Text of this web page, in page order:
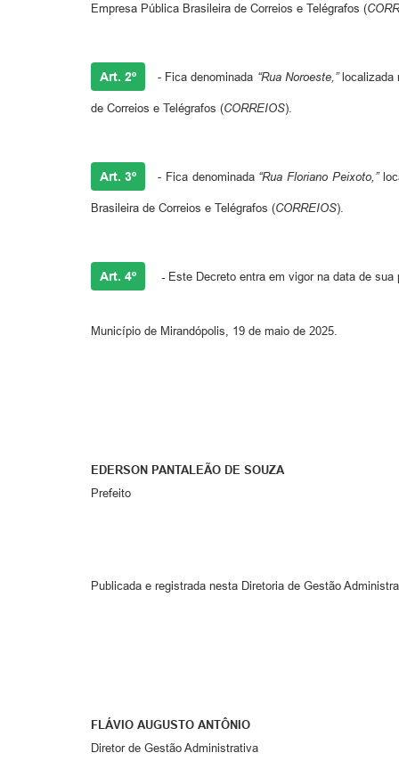
Empresa Pública Brasileira de Correios e Telégrafos (
Art. 2º - Fica denominada “Rua Noroeste,”localizada
de Correios e Telégrafos (CORREIOS).
Art. 3º - Fica denominada “Rua Floriano Peixoto,”
Brasileira de Correios e Telégrafos (CORREIOS).
Art. 4º -Este Decreto entra em vigor na data de sua
Município de Mirandópolis, 19 de maio de 2025.
EDERSON PANTALEÃO DE SOUZA
Prefeito
Publicada e registrada nesta Diretoria de Gestão
FLÁVIO AUGUSTO ANTÔNIO
Diretor de Gestão Administrativa